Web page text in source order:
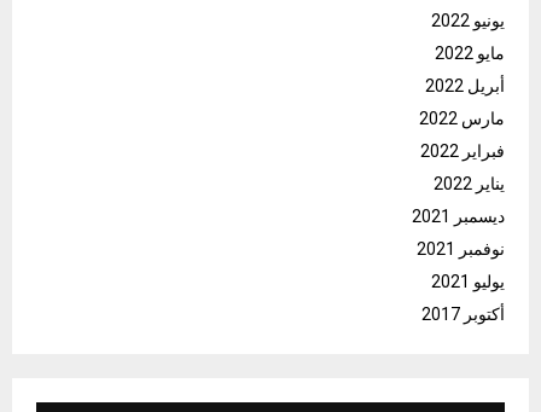
يونيو 2022
مايو 2022
أبريل 2022
مارس 2022
فبراير 2022
يناير 2022
ديسمبر 2021
نوفمبر 2021
يوليو 2021
أكتوبر 2017